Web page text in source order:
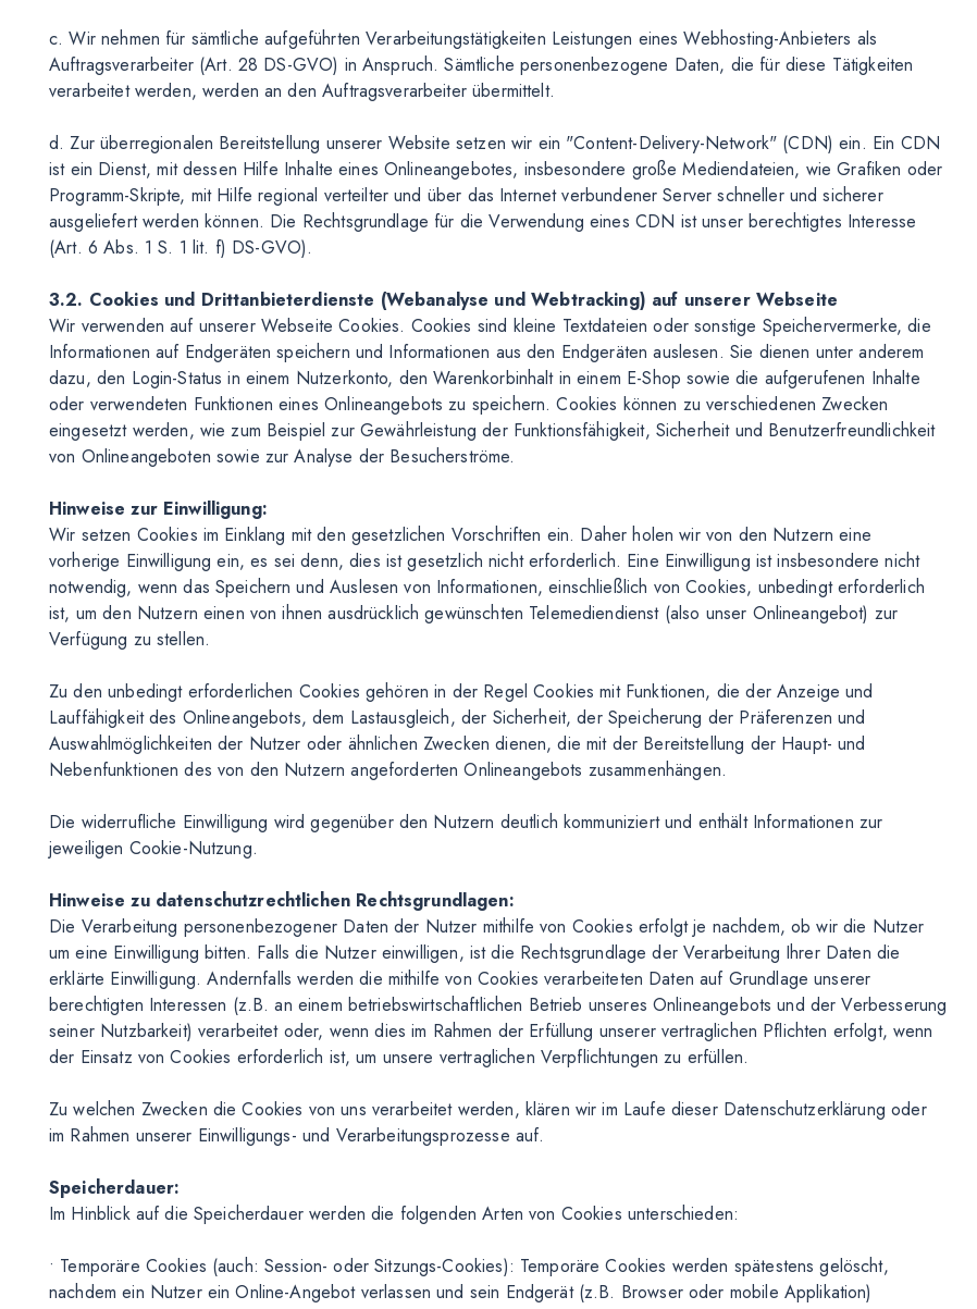
c. Wir nehmen für sämtliche aufgeführten Verarbeitungstätigkeiten Leistungen eines Webhosting-Anbieters als
Auftragsverarbeiter (Art. 28 DS-GVO) in Anspruch. Sämtliche personenbezogene Daten, die für diese Tätigkeiten
verarbeitet werden, werden an den Auftragsverarbeiter übermittelt.
d. Zur überregionalen Bereitstellung unserer Website setzen wir ein "Content-Delivery-Network" (CDN) ein. Ein CDN
ist ein Dienst, mit dessen Hilfe Inhalte eines Onlineangebotes, insbesondere große Mediendateien, wie Grafiken oder
Programm-Skripte, mit Hilfe regional verteilter und über das Internet verbundener Server schneller und sicherer
ausgeliefert werden können. Die Rechtsgrundlage für die Verwendung eines CDN ist unser berechtigtes Interesse
(Art. 6 Abs. 1 S. 1 lit. f) DS-GVO).
3.2. Cookies und Drittanbieterdienste (Webanalyse und Webtracking) auf unserer Webseite
Wir verwenden auf unserer Webseite Cookies. Cookies sind kleine Textdateien oder sonstige Speichervermerke, die
Informationen auf Endgeräten speichern und Informationen aus den Endgeräten auslesen. Sie dienen unter anderem
dazu, den Login-Status in einem Nutzerkonto, den Warenkorbinhalt in einem E-Shop sowie die aufgerufenen Inhalte
oder verwendeten Funktionen eines Onlineangebots zu speichern. Cookies können zu verschiedenen Zwecken
eingesetzt werden, wie zum Beispiel zur Gewährleistung der Funktionsfähigkeit, Sicherheit und Benutzerfreundlichkeit
von Onlineangeboten sowie zur Analyse der Besucherströme.
Hinweise zur Einwilligung:
Wir setzen Cookies im Einklang mit den gesetzlichen Vorschriften ein. Daher holen wir von den Nutzern eine
vorherige Einwilligung ein, es sei denn, dies ist gesetzlich nicht erforderlich. Eine Einwilligung ist insbesondere nicht
notwendig, wenn das Speichern und Auslesen von Informationen, einschließlich von Cookies, unbedingt erforderlich
ist, um den Nutzern einen von ihnen ausdrücklich gewünschten Telemediendienst (also unser Onlineangebot) zur
Verfügung zu stellen.
Zu den unbedingt erforderlichen Cookies gehören in der Regel Cookies mit Funktionen, die der Anzeige und
Lauffähigkeit des Onlineangebots, dem Lastausgleich, der Sicherheit, der Speicherung der Präferenzen und
Auswahlmöglichkeiten der Nutzer oder ähnlichen Zwecken dienen, die mit der Bereitstellung der Haupt- und
Nebenfunktionen des von den Nutzern angeforderten Onlineangebots zusammenhängen.
Die widerrufliche Einwilligung wird gegenüber den Nutzern deutlich kommuniziert und enthält Informationen zur
jeweiligen Cookie-Nutzung.
Hinweise zu datenschutzrechtlichen Rechtsgrundlagen:
Die Verarbeitung personenbezogener Daten der Nutzer mithilfe von Cookies erfolgt je nachdem, ob wir die Nutzer
um eine Einwilligung bitten. Falls die Nutzer einwilligen, ist die Rechtsgrundlage der Verarbeitung Ihrer Daten die
erklärte Einwilligung. Andernfalls werden die mithilfe von Cookies verarbeiteten Daten auf Grundlage unserer
berechtigten Interessen (z.B. an einem betriebswirtschaftlichen Betrieb unseres Onlineangebots und der Verbesserung
seiner Nutzbarkeit) verarbeitet oder, wenn dies im Rahmen der Erfüllung unserer vertraglichen Pflichten erfolgt, wenn
der Einsatz von Cookies erforderlich ist, um unsere vertraglichen Verpflichtungen zu erfüllen.
Zu welchen Zwecken die Cookies von uns verarbeitet werden, klären wir im Laufe dieser Datenschutzerklärung oder
im Rahmen unserer Einwilligungs- und Verarbeitungsprozesse auf.
Speicherdauer:
Im Hinblick auf die Speicherdauer werden die folgenden Arten von Cookies unterschieden:
• Temporäre Cookies (auch: Session- oder Sitzungs-Cookies): Temporäre Cookies werden spätestens gelöscht,
nachdem ein Nutzer ein Online-Angebot verlassen und sein Endgerät (z.B. Browser oder mobile Applikation)